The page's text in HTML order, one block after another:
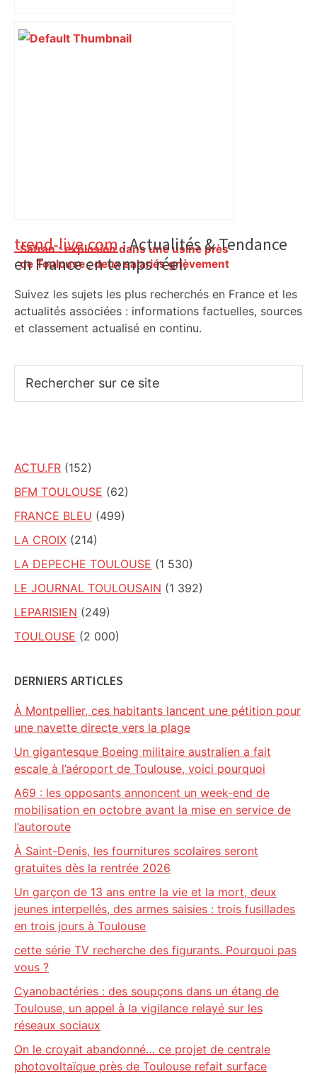
Safran : explosion dans une usine près
de Toulouse ; deux salariés grièvement
Primary
Sidebar
trend-live.com: Actualités & Tendance
en France en temps réel.
Suivez les sujets les plus recherchés en France et les
actualités associées : informations factuelles, sources
et classement actualisé en continu.
sur
ACTU.FR (152)
BFM TOULOUSE (62)
FRANCE BLEU (499)
LA CROIX (214)
LA DEPECHE TOULOUSE (1 530)
LE JOURNAL TOULOUSAIN (1 392)
LEPARISIEN (249)
TOULOUSE (2 000)
DERNIERS ARTICLES
À Montpellier, ces habitants lancent une pétition pour
une navette directe vers la plage
Un gigantesque Boeing militaire australien a fait
escale à l’aéroport de Toulouse, voici pourquoi
A69 : les opposants annoncent un week-end de
mobilisation en octobre avant la mise en service de
l’autoroute
À Saint-Denis, les fournitures scolaires seront
gratuites dès la rentrée 2026
Un garçon de 13 ans entre la vie et la mort, deux
jeunes interpellés, des armes saisies : trois fusillades
en trois jours à Toulouse
cette série TV recherche des figurants. Pourquoi pas
vous ?
Cyanobactéries : des soupçons dans un étang de
Toulouse, un appel à la vigilance relayé sur les
réseaux sociaux
On le croyait abandonné… ce projet de centrale
photovoltaïque près de Toulouse refait surface